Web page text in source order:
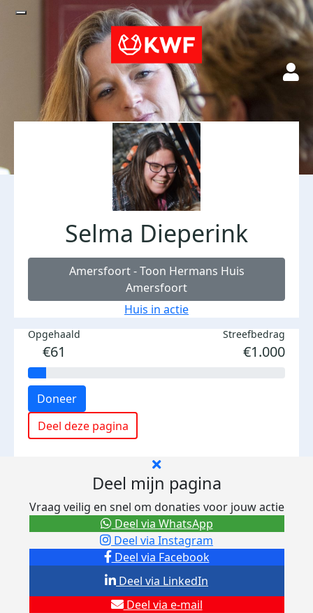
Selma Dieperink
Amersfoort - Toon Hermans Huis
Amersfoort
Huis in actie
Opgehaald
€61
Streefbedrag
€1.000
Doneer
Deel deze pagina
Deel mijn pagina
Vraag veilig en snel om donaties voor jouw actie
Deel via Facebook
Deel via Instagram
Deel via e-mail
Deel via LinkedIn
Deel via WhatsApp